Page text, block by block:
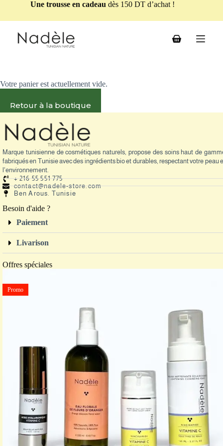
Une trousse en cadeau dès 150 DT d’achat !
Votre panier est actuellement vide.
Retour à la boutique
Marque tunisienne de cosmétiques naturels, propose des soins haut de
fabriqués en Tunisie avec des ingrédients bio et durables, respectant votre peau
l'environnement.
+ 216 55 551 775
contact@nadele-store.com
Ben Arous. Tunisie
Besoin d'aide ?
Paiement
Livarison
Offres spéciales
Promo